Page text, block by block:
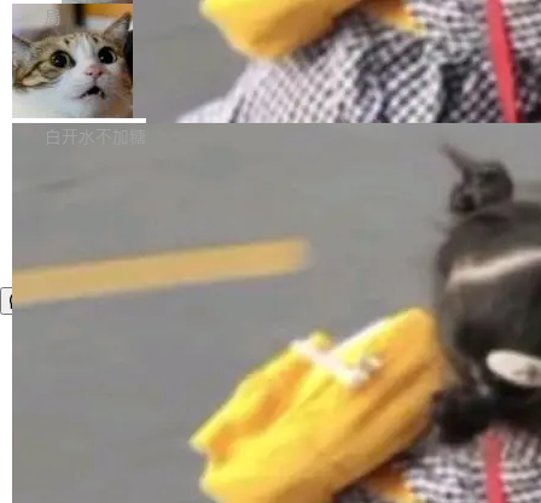
断从他嘴里说出来分量不同。Hugging Face 是
全球最大的开源 AI 平台，上面跑着上百万个模
型。谁在开源赛道上领先，...
aw 是 Shelley 的作者，一个开源 AI coding age
nt。他最近在博客上写了一篇文章，核心论点很
简单：开发者工具必须开源。 理由不是传统的自
由软件情怀，而是一个跟 AI agent 直接相关的
技术判断。 两行 prompt 就能个性化任何软件 C
会变成一场开源 Agent 生态的路演。 8月1日，
DeepSeek Harness 团队负责人崔添翼（tiany
i）在 X 上发帖： 「如果你是 Agent Harness 相
关开源项目的开发者，希望参加 DeepSeek Har
ness 的内测，可以回复或私信联系我。请附上
Harness 负责把能力落到真实环境中——调用工
具、读写文件、管理上下文、处理错误、完成闭
环。崔添翼招人的标...
局
商汤 SenseNova U1.5-Lite-Preview
开源
商汤科技宣布面向社区开源轻量级统一多模态模
型的预览版本 SenseNova U1.5-Lite-Preview。
理解、推理、生成与编辑，还仅以 8B-MoT 的轻
量大小，将能力推进到4K、更精细的真实质感、
更复杂的视觉控制和可持续迭代编辑。 相比 U
1，U1.5-Lite-Preview 在以下方向上带来了显著
提升： 原生支持4K图像生成； 更精细的局部纹
理、细节与真实世界质感； 更准确的中英文文字
生成与复杂版式组织； 更稳定的图...
白开水不加糖